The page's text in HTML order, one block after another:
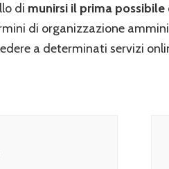
di munirsi il prima possibile
di organizzazione
a determinati servizi